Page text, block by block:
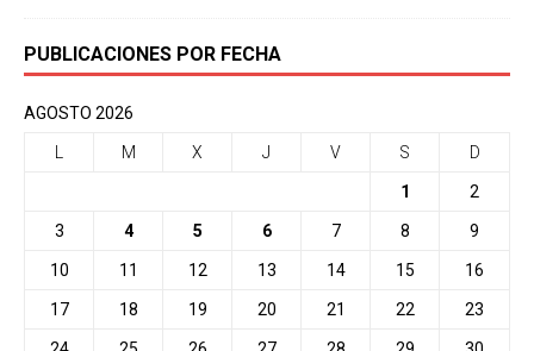
PUBLICACIONES POR FECHA
AGOSTO 2026
M X J V S D
1 2
3 4 5 6 7 8 9
10 11 12 13 14 15 16
17 18 19 20 21 22 23